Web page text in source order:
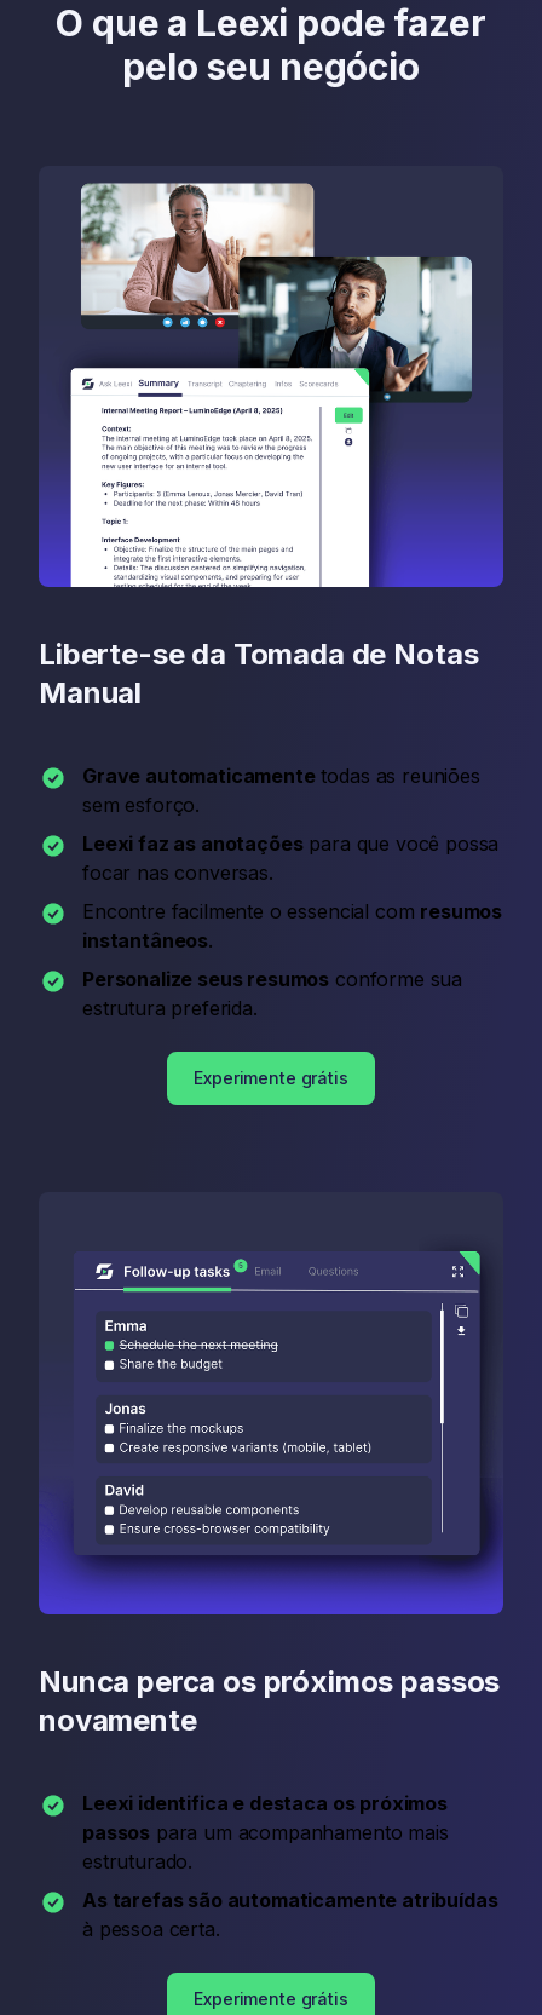
O que a Leexi pode fazer
pelo seu negócio
Liberte-se da Tomada de Notas
Manual
Grave automaticamentetodas as reuniões
sem esforço.
Leexi faz as anotações para que você possa
focar nas conversas.
Encontre facilmente o essencial com resumos
instantâneos.
Personalize seus resumos conforme sua
estrutura preferida.
Experimente grátis
Nunca perca os próximos passos
novamente
Leexi identifica e destaca os próximos
passos para um acompanhamento mais
estruturado.
As tarefas são automaticamente atribuídas
à pessoa certa.
Experimente grátis